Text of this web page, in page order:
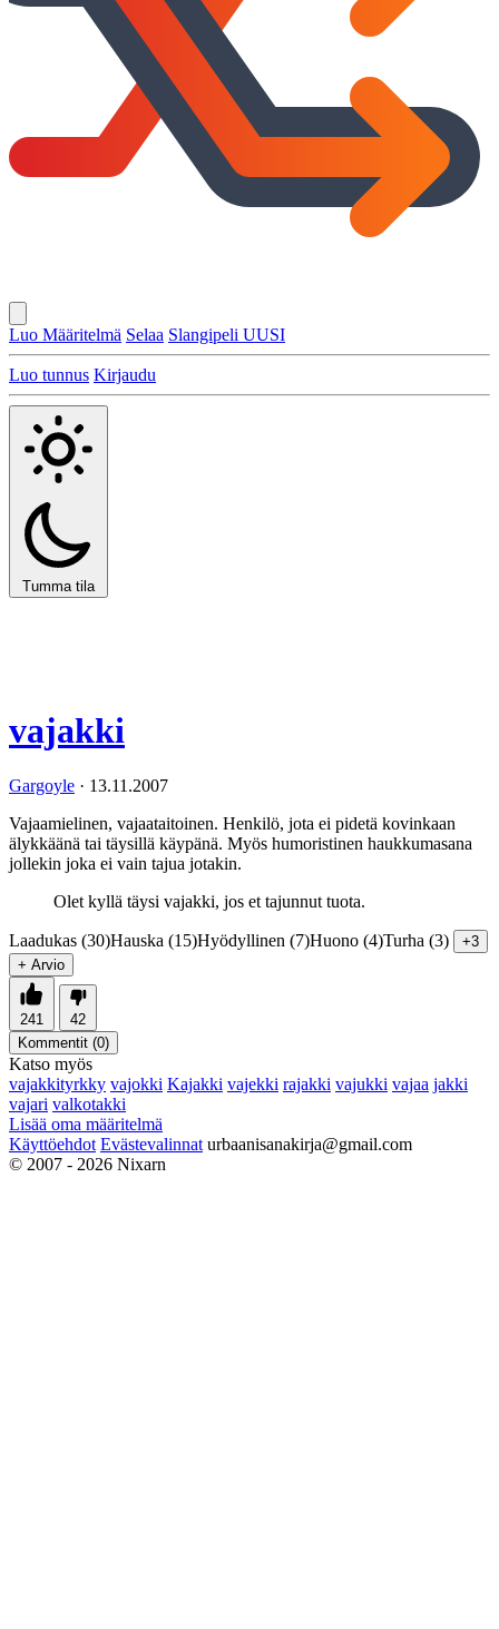
Luo Määritelmä Selaa Slangipeli UUSI
Luo tunnus Kirjaudu
Tumma tila
vajakki
Gargoyle · 13.11.2007
Vajaamielinen, vajaataitoinen. Henkilö, jota ei pidetä kovinkaan
älykkäänä tai täysillä käypänä. Myös humoristinen haukkumasana
jollekin joka ei vain tajua jotakin.
Olet kyllä täysi vajakki, jos et tajunnut tuota.
Laadukas (30)Hauska (15)Hyödyllinen (7)Huono (4)Turha (3)
+3
+ Arvio
241
42
Kommentit (0)
Katso myös
vajakkityrkky vajokki Kajakki vajekki rajakki vajukki vajaa jakki
vajari valkotakki
Lisää oma määritelmä
Käyttöehdot Evästevalinnat urbaanisanakirja@gmail.com
© 2007 - 2026 Nixarn